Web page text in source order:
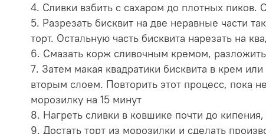
4. Сливки взбить с сахаром до плотных пиков.
5. Разрезать бисквит на две неравные части
торт. Остальную часть бисквита нарезать на
6. Смазать корж сливочным кремом,
7. Затем макая квадратики бисквита в крем
вторым слоем. Повторить этот процесс, пока
морозилку на 15 минут
8. Нагреть сливки в ковшике почти до
9. Достать торт из морозилки и сделать